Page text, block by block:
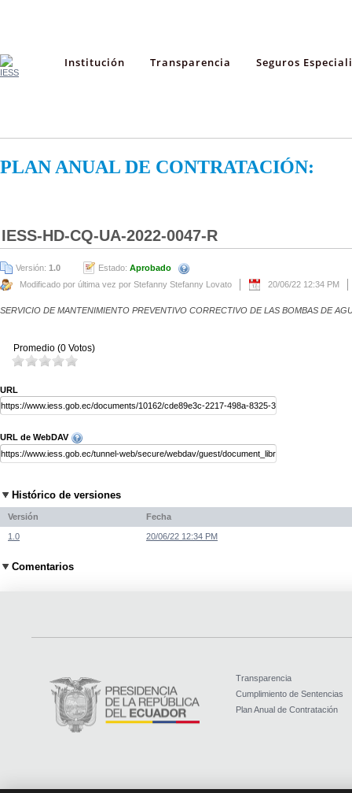
Institución Transparencia Seguros
PLAN ANUAL DE CONTRATACIÓN:
IESS-HD-CQ-UA-2022-0047-R
Versión: 1.0 Estado: Aprobado
Modificado por última vez por Stefanny Stefanny Lovato
20/06/22 12:34 PM
SERVICIO DE MANTENIMIENTO PREVENTIVO CORRECTIVO DE LAS BOMBAS DE
Promedio (0 Votos)
URL
URL de WebDAV
Histórico de versiones
Versión Fecha
1.0 20/06/22 12:34 PM
Comentarios
Transparencia
Cumplimiento de Sentencias
Plan Anual de Contratación